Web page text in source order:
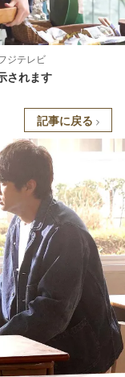
ジテレビ
されます
記事に戻る